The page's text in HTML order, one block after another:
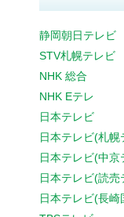
静岡朝日テレビ
STV札幌テレビ
NHK 総合
NHK Eテレ
日本テレビ
日本テレビ(札幌
日本テレビ(中京
日本テレビ(読売
日本テレビ(長